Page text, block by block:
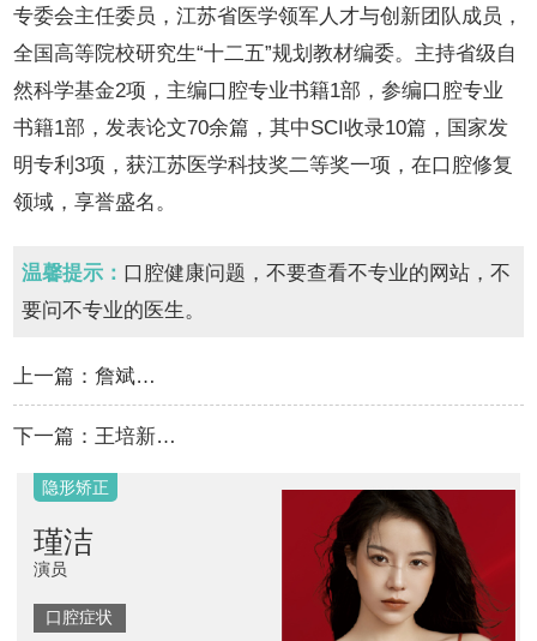
专委会主任委员，江苏省医学领军人才与创新团队成员，
全国高等院校研究生“十二五”规划教材编委。主持省级自
然科学基金2项，主编口腔专业书籍1部，参编口腔专业
书籍1部，发表论文70余篇，其中SCI收录10篇，国家发
明专利3项，获江苏医学科技奖二等奖一项，在口腔修复
领域，享誉盛名。
温馨提示： 口腔健康问题，不要查看不专业的网站，不
要问不专业的医生。
上一篇：詹斌…
下一篇： 王培新…
隐形矫正
瑾洁
演员
口腔症状